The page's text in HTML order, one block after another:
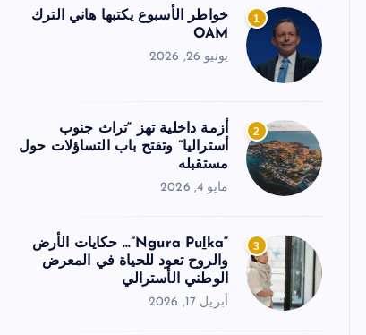
1
خواطر الأسبوع يكتبها هاني الترك
OAM
يونيو 26, 2026
2
أزمة داخلية تهز “تراث جنوب
أستراليا” وتفتح باب التساؤلات حول
مستقبله
مايو 4, 2026
3
“Ngura Puḻka”… حكايات الأرض
والروح تعود للحياة في المعرض
الوطني الأسترالي
أبريل 17, 2026